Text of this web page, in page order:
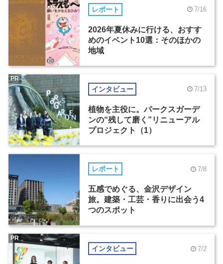
レポート 7/16
2026年夏休みに行ける、おすす
めのイベント10選：そのほかの
地域
インタビュー 7/13
植物を主役に。パークスガーデ
ンの“残して磨く”リニューアル
プロジェクト（1）
PR
レポート 7/8
五感でめぐる、金沢デザイン
旅。建築・工芸・香りに出会う4
つのスポット
インタビュー 7/2
PR